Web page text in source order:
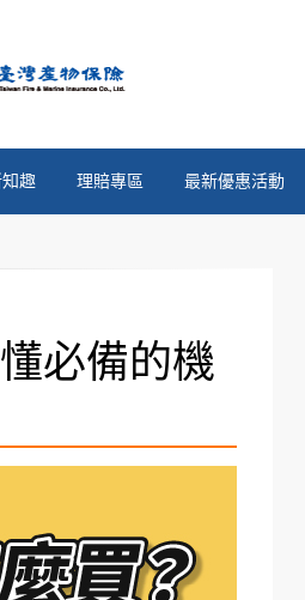
趣 理賠專區 最新優惠活動
必備的機